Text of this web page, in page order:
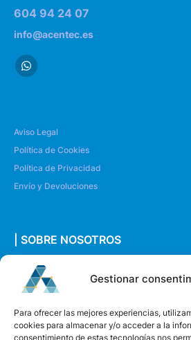
Gestionar
Para ofrecer las mejores experiencias,
cookies para almacenar y/o acceder a la
consentimiento de estas tecnologías nos
604 94 24 07
info@acentec.es
Aviso Legal
Política de Cookies
Política de Privacidad
Envío y Devoluciones
| SOBRE NOSOTROS
Quiénes somos
Envíanos un mensaje